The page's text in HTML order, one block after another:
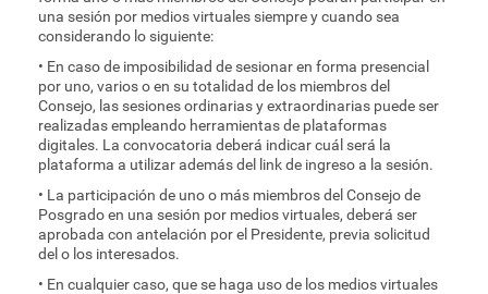
una sesión por medios virtuales siempre y cuando sea
considerando lo siguiente:
• En caso de imposibilidad de sesionar en forma presencial
por uno, varios o en su totalidad de los miembros del
Consejo, las sesiones ordinarias y extraordinarias puede ser
realizadas empleando herramientas de plataformas
digitales. La convocatoria deberá indicar cuál será la
plataforma a utilizar además del link de ingreso a la sesión.
• La participación de uno o más miembros del Consejo de
Posgrado en una sesión por medios virtuales, deberá ser
aprobada con antelación por el Presidente, previa solicitud
del o los interesados.
• En cualquier caso, que se haga uso de los medios virtuales